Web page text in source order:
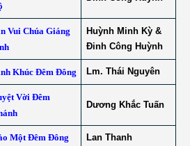
Vui Chúa Giáng
Huỳnh Minh Kỳ &
Đinh Công Huỳnh
Khúc Đêm Đông Lm. Thái Nguyên
Vời Đêm
Dương Khắc Tuấn
Một Đêm Đông Lan Thanh